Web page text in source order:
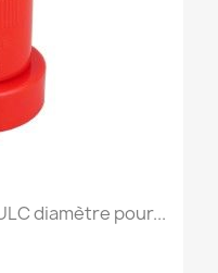
diamètre pour...